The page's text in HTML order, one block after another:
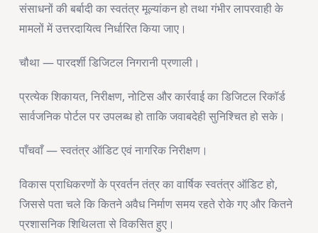
संसाधनों की बर्बादी का स्वतंत्र मूल्यांकन हो तथा गंभीर लापरवाही के
मामलों में उत्तरदायित्व निर्धारित किया जाए।
चौथा — पारदर्शी डिजिटल निगरानी प्रणाली।
प्रत्येक शिकायत, निरीक्षण, नोटिस और कार्रवाई का डिजिटल रिकॉर्ड
सार्वजनिक पोर्टल पर उपलब्ध हो ताकि जवाबदेही सुनिश्चित हो सके।
पाँचवाँ — स्वतंत्र ऑडिट एवं नागरिक निरीक्षण।
विकास प्राधिकरणों के प्रवर्तन तंत्र का वार्षिक स्वतंत्र ऑडिट हो,
जिससे पता चले कि कितने अवैध निर्माण समय रहते रोके गए और कितने
प्रशासनिक शिथिलता से विकसित हुए।